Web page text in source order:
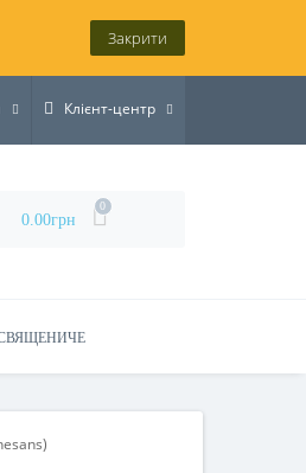
Закрити
Клієнт-центр
0.00грн
0